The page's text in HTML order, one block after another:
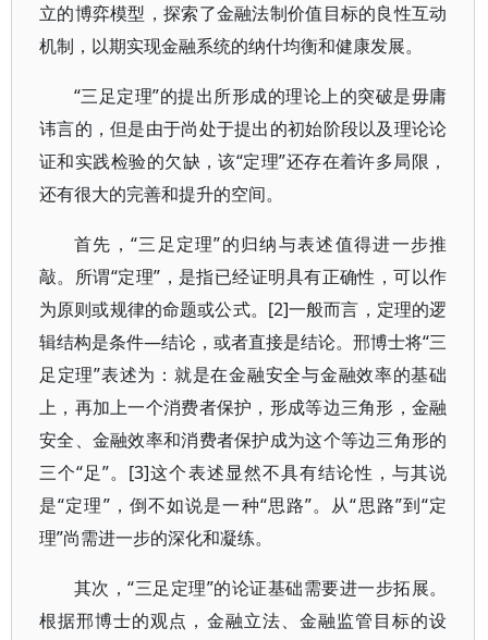
立的博弈模型，探索了金融法制价值目标的良性互动
机制，以期实现金融系统的纳什均衡和健康发展。
“三足定理”的提出所形成的理论上的突破是毋庸
讳言的，但是由于尚处于提出的初始阶段以及理论论
证和实践检验的欠缺，该“定理”还存在着许多局限，
还有很大的完善和提升的空间。
首先，“三足定理”的归纳与表述值得进一步推
敲。所谓“定理”，是指已经证明具有正确性，可以作
为原则或规律的命题或公式。[2]一般而言，定理的逻
辑结构是条件—结论，或者直接是结论。邢博士将“三
足定理”表述为：就是在金融安全与金融效率的基础
上，再加上一个消费者保护，形成等边三角形，金融
安全、金融效率和消费者保护成为这个等边三角形的
三个“足”。[3]这个表述显然不具有结论性，与其说
是“定理”，倒不如说是一种“思路”。从“思路”到“定
理”尚需进一步的深化和凝练。
其次，“三足定理”的论证基础需要进一步拓展。
根据邢博士的观点，金融立法、金融监管目标的设